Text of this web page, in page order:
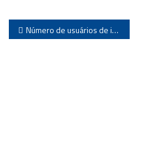
Navegação
Número de usuários de internet bate recorde